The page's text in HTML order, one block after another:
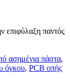
επιφύλαξη παντός
ασημένια πάστα,
όγκου, PCB οπής